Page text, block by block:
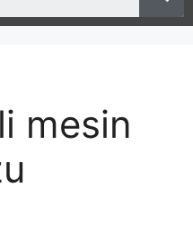
mesin